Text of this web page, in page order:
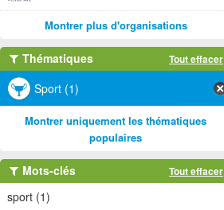
Montrer plus d'organisations
Thématiques Tout effacer
Sport (1)
Montrer uniquement les thématiques
populaires
Mots-clés Tout effacer
sport (1)